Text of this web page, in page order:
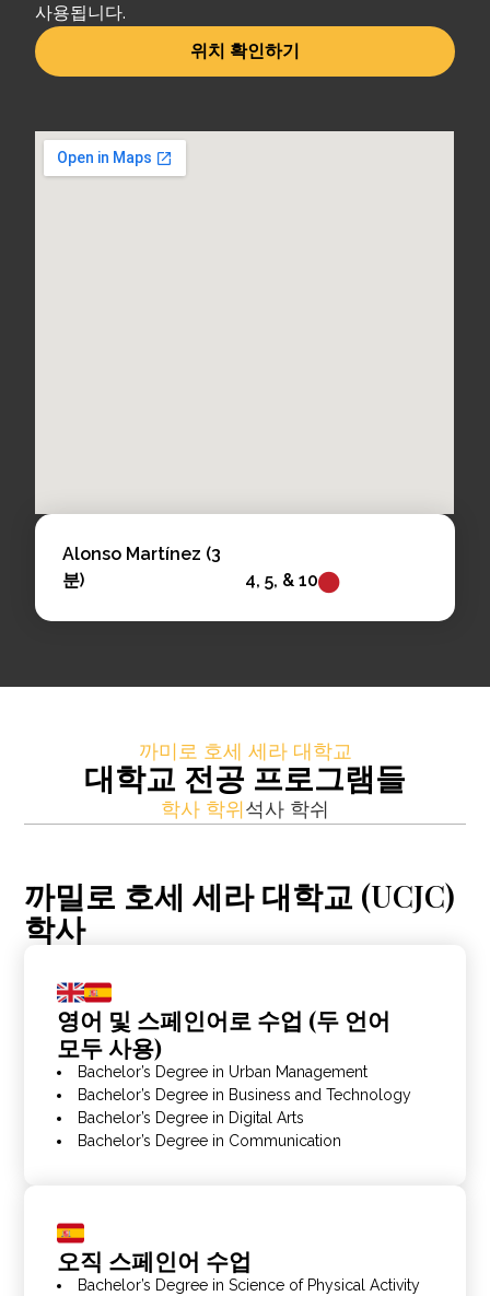
사용됩니다.
위치 확인하기
Alonso Martínez (3
분)
4, 5, & 10
까미로 호세 세라 대학교
대학교 전공 프로그램들
학사 학위석사 학쉬
까밀로 호세 세라 대학교 (UCJC)
학사
영어 및 스페인어로 수업 (두 언어
모두 사용)
Bachelor’s Degree in Urban Management
Bachelor’s Degree in Business and Technology
Bachelor’s Degree in Digital Arts
Bachelor’s Degree in Communication
오직 스페인어 수업
Bachelor’s Degree in Science of Physical Activity